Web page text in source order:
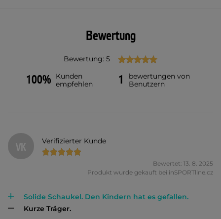
Bewertung
Bewertung: 5
100%
Kunden
empfehlen
1
bewertungen von
Benutzern
VK Verifizierter Kunde
Bewertet: 13. 8. 2025
Produkt wurde gekauft bei inSPORTline.cz
Solide Schaukel. Den Kindern hat es gefallen.
Kurze Träger.